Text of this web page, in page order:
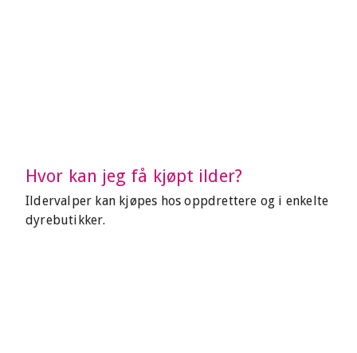
Hvor kan jeg få kjøpt ilder?
Ildervalper kan kjøpes hos oppdrettere og i enkelte
dyrebutikker.